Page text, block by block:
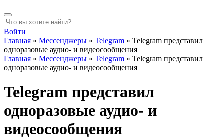
Войти
Главная » Мессенджеры » Telegram » Telegram представил
одноразовые аудио- и видеосообщения
Главная » Мессенджеры » Telegram » Telegram представил
одноразовые аудио- и видеосообщения
Telegram представил
одноразовые аудио- и
видеосообщения